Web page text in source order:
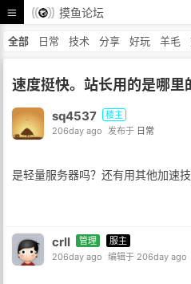
摸鱼论坛
全部 日常 技术 分享 好玩 羊毛
速度挺快。站长用的是哪里
sq4537
楼主
206day ago
发布于 日常
是轻量服务器吗？还有用其他加速
crll 管理
服主
206day ago 编辑于 206day ago